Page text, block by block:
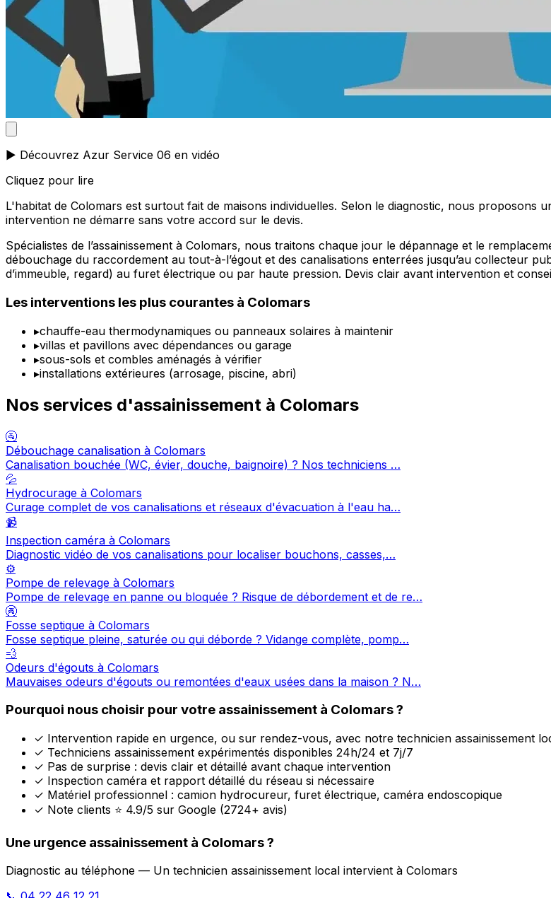
▶️ Découvrez Azur Service 06 en vidéo
Cliquez pour lire
L'habitat de Colomars est surtout fait de maisons individuelles. Selon le diagnostic, nous
intervention ne démarre sans votre accord sur le devis.
Spécialistes de l’assainissement à Colomars, nous traitons chaque jour le dépannage et le
débouchage du raccordement au tout-à-l’égout et des canalisations enterrées jusqu’au collecteur
d’immeuble, regard) au furet électrique ou par haute pression. Devis clair avant intervention et
Les interventions les plus courantes à Colomars
▸chauffe-eau thermodynamiques ou panneaux solaires à maintenir
▸villas et pavillons avec dépendances ou garage
▸sous-sols et combles aménagés à vérifier
▸installations extérieures (arrosage, piscine, abri)
Nos services d'assainissement à Colomars
🚰
Débouchage canalisation à Colomars
Canalisation bouchée (WC, évier, douche, baignoire) ? Nos techniciens …
💦
Hydrocurage à Colomars
Curage complet de vos canalisations et réseaux d'évacuation à l'eau ha…
📹
Inspection caméra à Colomars
Diagnostic vidéo de vos canalisations pour localiser bouchons, casses,…
⚙️
Pompe de relevage à Colomars
Pompe de relevage en panne ou bloquée ? Risque de débordement et de re…
🚱
Fosse septique à Colomars
Fosse septique pleine, saturée ou qui déborde ? Vidange complète, pomp…
💨
Odeurs d'égouts à Colomars
Mauvaises odeurs d'égouts ou remontées d'eaux usées dans la maison ? N…
Pourquoi nous choisir pour votre assainissement à Colomars ?
✓ Intervention rapide en urgence, ou sur rendez-vous, avec notre technicien assainissement
✓ Techniciens assainissement expérimentés disponibles 24h/24 et 7j/7
✓ Pas de surprise : devis clair et détaillé avant chaque intervention
✓ Inspection caméra et rapport détaillé du réseau si nécessaire
✓ Matériel professionnel : camion hydrocureur, furet électrique, caméra endoscopique
✓ Note clients ⭐ 4.9/5 sur Google (2724+ avis)
Une urgence assainissement à Colomars ?
Diagnostic au téléphone — Un technicien assainissement local intervient à Colomars